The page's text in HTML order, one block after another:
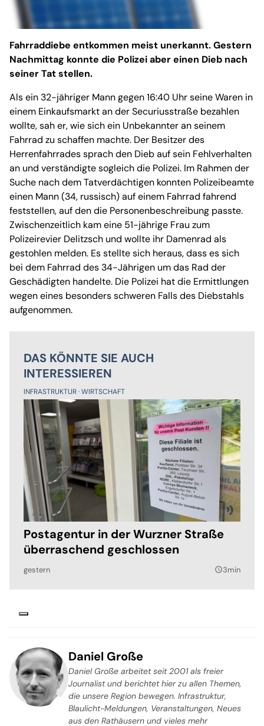
Fahrraddiebe entkommen meist unerkannt. Gestern
Nachmittag konnte die Polizei aber einen Dieb nach
seiner Tat stellen.
Als ein 32-jähriger Mann gegen 16:40 Uhr seine Waren in
einem Einkaufsmarkt an der Securiusstraße bezahlen
wollte, sah er, wie sich ein Unbekannter an seinem
Fahrrad zu schaffen machte. Der Besitzer des
Herrenfahrrades sprach den Dieb auf sein Fehlverhalten
an und verständigte sogleich die Polizei. Im Rahmen der
Suche nach dem Tatverdächtigen konnten Polizeibeamte
einen Mann (34, russisch) auf einem Fahrrad fahrend
feststellen, auf den die Personenbeschreibung passte.
Zwischenzeitlich kam eine 51-jährige Frau zum
Polizeirevier Delitzsch und wollte ihr Damenrad als
gestohlen melden. Es stellte sich heraus, dass es sich
bei dem Fahrrad des 34-Jährigen um das Rad der
Geschädigten handelte. Die Polizei hat die Ermittlungen
wegen eines besonders schweren Falls des Diebstahls
aufgenommen.
DAS KÖNNTE SIE AUCH
INTERESSIEREN
INFRASTRUKTUR WIRTSCHAFT
Postagentur in der Wurzner Straße
überraschend geschlossen
gestern query_builder3min
Daniel Große
Daniel Große arbeitet seit 2001 als freier
Journalist und berichtet hier zu allen Themen,
die unsere Region bewegen. Infrastruktur,
Blaulicht-Meldungen, Veranstaltungen, Neues
aus den Rathäusern und vieles mehr